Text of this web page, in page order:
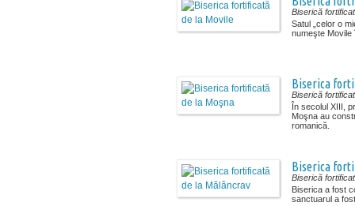
Biserică
Satul „celor o
numeşte
Biserica
Biserică
În secolul XIII,
Moşna au
romanică.
Biserica
Biserică
Biserica a fost
sanctuarul a